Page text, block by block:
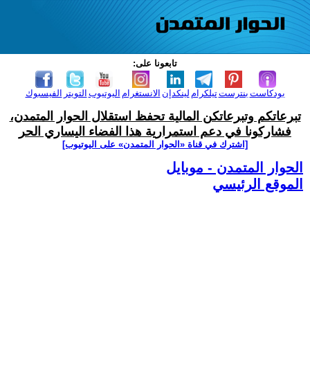
تابعونا على:
الفيسبوك التويتر اليوتيوب الانستغرام لينكدإن تيلكرامبنترست بودكاست
تبرعاتكم وتبرعاتكن المالية تحفظ استقلال الحوار المتمدن،
فشاركونا في دعم استمرارية هذا الفضاء اليساري الحر
[اشترك في قناة ‫«الحوار المتمدن» على اليوتيوب]
الحوار المتمدن - موبايل
الموقع الرئيسي